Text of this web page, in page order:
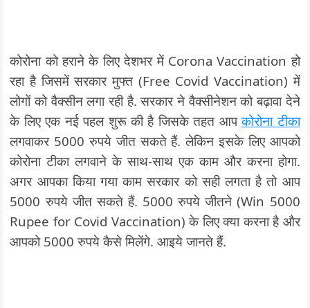
कोरोना को हराने के लिए देशभर में Corona Vaccination हो
रहा है जिसमें सरकार मुफ्त (Free Covid Vaccination) में
लोगों को वैक्सीन लगा रही है. सरकार ने वैक्सीनेशन को बढ़ावा देने
के लिए एक नई पहल शुरू की है जिसके तहत आपकोरोना टीका
लगवाकर 5000 रुपये जीत सकते हैं. लेकिन इसके लिए आपको
कोरोना टीका लगवाने के साथ-साथ एक काम और करना होगा.
अगर आपका किया गया काम सरकार को सही लगता है तो आप
5000 रुपये जीत सकते हैं. 5000 रुपये जीतने (Win 5000
Rupee for Covid Vaccination) के लिए क्या करना है और
आपको 5000 रुपये कैसे मिलेंगे. आइये जानते हैं.